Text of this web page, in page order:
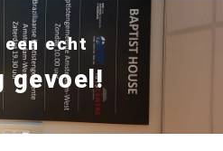
een echt
gevoel!